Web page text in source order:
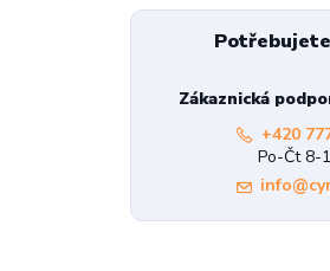
Zákaznická
+420
Po-Čt 8-